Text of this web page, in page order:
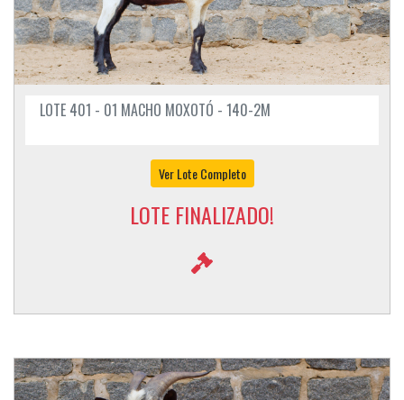
LOTE 401 - 01 MACHO MOXOTÓ - 140-2M
Ver Lote Completo
LOTE FINALIZADO!